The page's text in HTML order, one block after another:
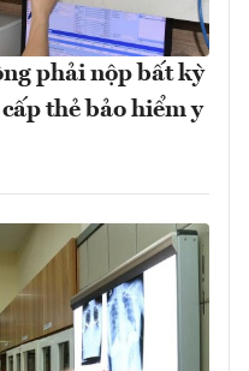
phải nộp bất kỳ
thẻ bảo hiểm y